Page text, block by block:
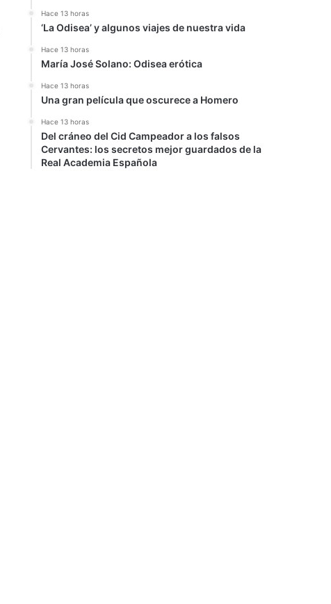
Hace 13 horas
‘La Odisea’ y algunos viajes de nuestra vida
Hace 13 horas
María José Solano: Odisea erótica
Hace 13 horas
Una gran película que oscurece a Homero
Hace 13 horas
Del cráneo del Cid Campeador a los falsos
Cervantes: los secretos mejor guardados de la
Real Academia Española